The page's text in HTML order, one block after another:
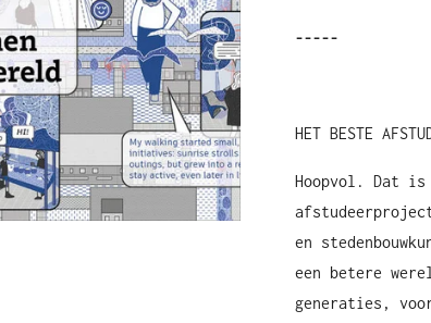
-----
HET BESTE
Hoopvol. Dat
en
een betere
generaties,